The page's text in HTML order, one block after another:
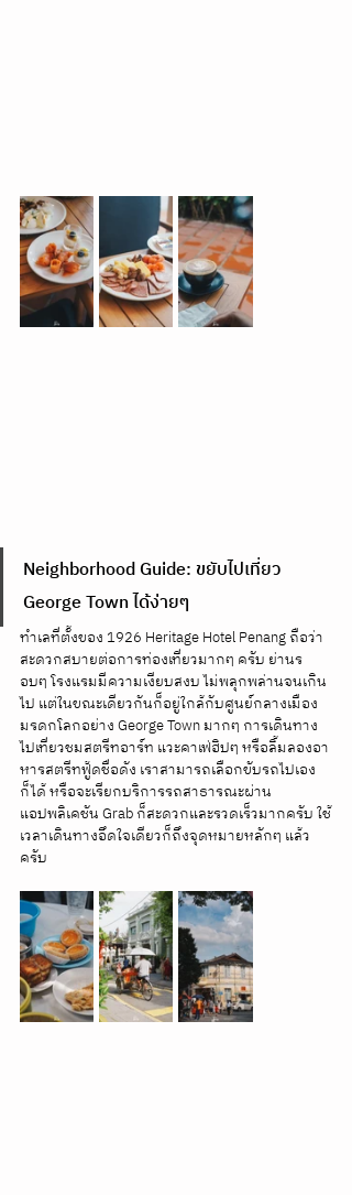
Neighborhood Guide: ขยับไปเที่ยว
George Town ได้ง่ายๆ
ทำเลที่ตั้งของ 1926 Heritage Hotel Penang ถือว่า
สะดวกสบายต่อการท่องเที่ยวมากๆ ครับ ย่านร
อบๆ โรงแรมมีความเงียบสงบ ไม่พลุกพล่านจนเกิน
ไป แต่ในขณะเดียวกันก็อยู่ใกล้กับศูนย์กลางเมือง
มรดกโลกอย่าง George Town มากๆ การเดินทาง
ไปเที่ยวชมสตรีทอาร์ท แวะคาเฟ่ฮิปๆ หรือลิ้มลองอา
หารสตรีทฟู้ดชื่อดัง เราสามารถเลือกขับรถไปเอง
ก็ได้ หรือจะเรียกบริการรถสาธารณะผ่าน
แอปพลิเคชัน Grab ก็สะดวกและรวดเร็วมากครับ ใช้
เวลาเดินทางอึดใจเดียวก็ถึงจุดหมายหลักๆ แล้ว
ครับ